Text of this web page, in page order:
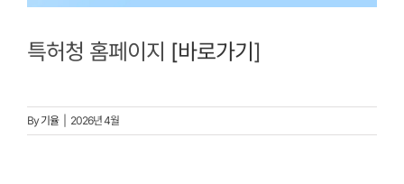
특허청 홈페이지 [바로가기 ]
By기율 2026년 4월